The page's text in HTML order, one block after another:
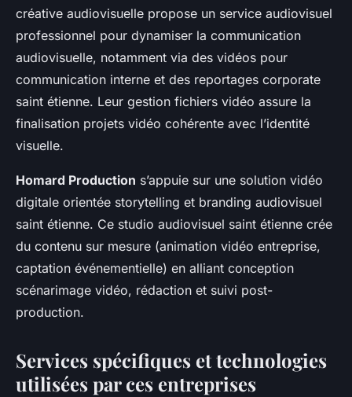
créative audiovisuelle propose un service audiovisuel
professionnel pour dynamiser la communication
audiovisuelle, notamment via des vidéos pour
communication interne et des reportages corporate
saint étienne. Leur gestion fichiers vidéo assure la
finalisation projets vidéo cohérente avec l’identité
visuelle.
Homard Production s’appuie sur une solution vidéo
digitale orientée storytelling et branding audiovisuel
saint étienne. Ce studio audiovisuel saint étienne crée
du contenu sur mesure (animation vidéo entreprise,
captation événementielle) en alliant conception
scénarimage vidéo, rédaction et suivi post-
production.
Services spécifiques et technologies
utilisées par ces entreprises